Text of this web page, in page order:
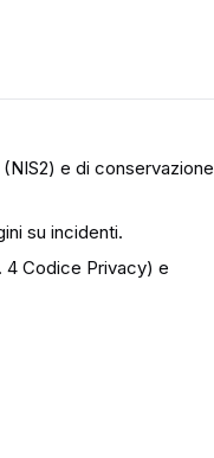
e di conservazione
su incidenti.
4 Codice Privacy) e